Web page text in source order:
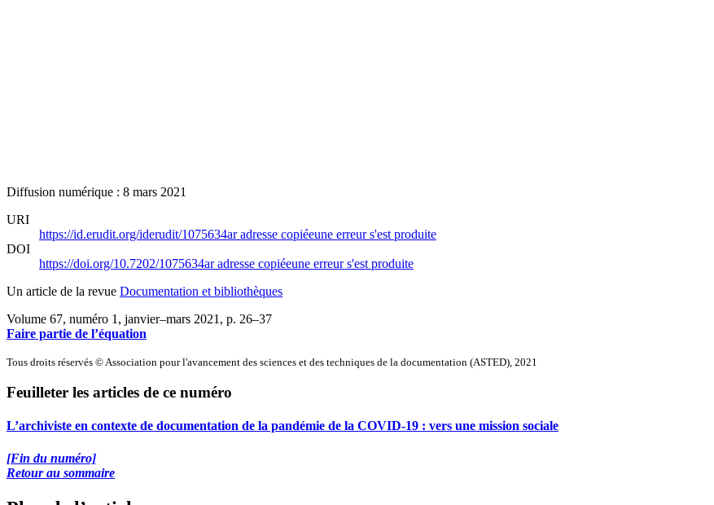
Diffusion numérique : 8 mars 2021
URI
https://id.erudit.org/iderudit/1075634aradresse copiéeune erreur s'est produite
DOI
https://doi.org/10.7202/1075634aradresse copiéeune erreur s'est produite
Un article de la revue Documentation et bibliothèques
Volume 67, numéro 1, janvier–mars 2021 , p. 26–37
Faire partie de l’équation
Tous droits réservés © Association pour l'avancement des sciences et des techniques de la documentation (ASTED), 2021
Feuilleter les articles de ce numéro
L’archiviste en contexte de documentation de la pandémie de la COVID-19 : vers une mission sociale
[Fin du numéro]
Retour au sommaire